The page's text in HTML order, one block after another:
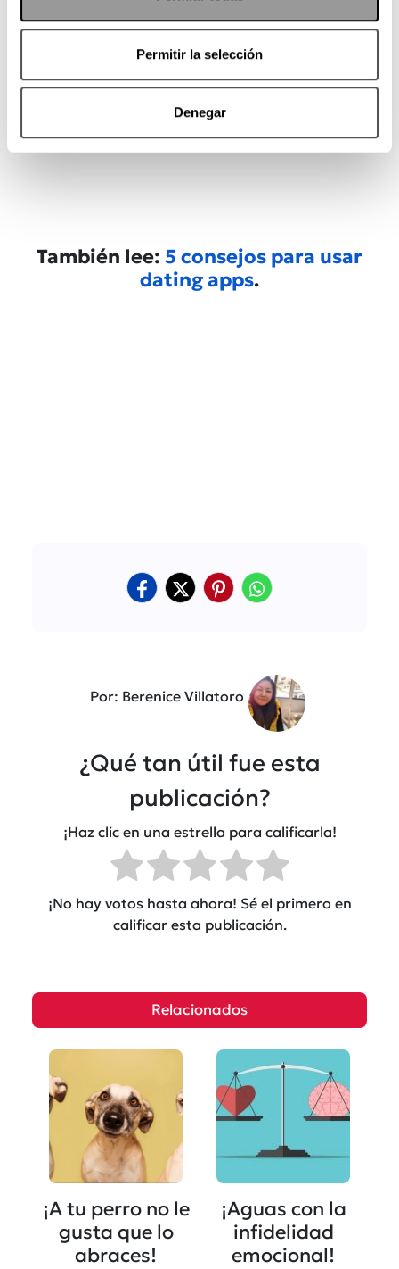
Permitir la selección
Denegar
También lee: 5 consejos para usar
dating apps.
Por: Berenice Villatoro
¿Qué tan útil fue esta
publicación?
¡Haz clic en una estrella para calificarla!
¡No hay votos hasta ahora! Sé el primero en
calificar esta publicación.
Relacionados
¡A tu perro no le
gusta que lo
abraces!
¡Aguas con la
infidelidad
emocional!